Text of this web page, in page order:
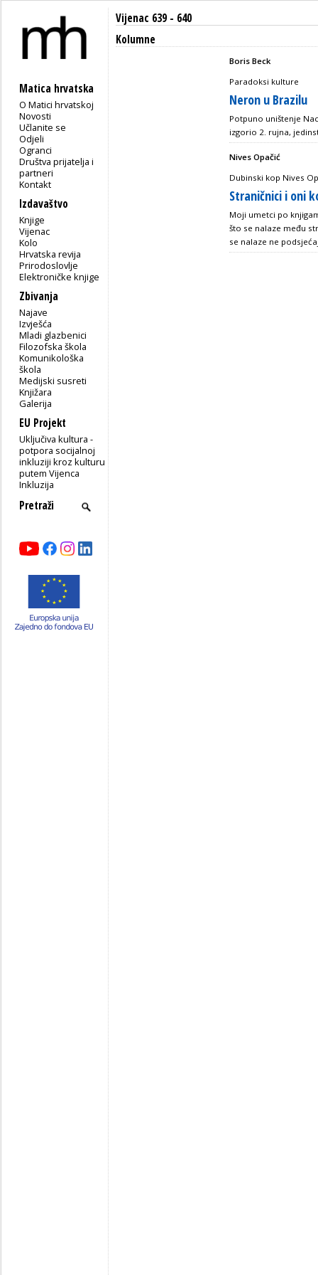
Matica hrvatska
O Matici hrvatskoj
Novosti
Učlanite se
Odjeli
Ogranci
Društva prijatelja i
partneri
Kontakt
Izdavaštvo
Knjige
Vijenac
Kolo
Hrvatska revija
Prirodoslovlje
Elektroničke knjige
Zbivanja
Najave
Izvješća
Mladi glazbenici
Filozofska škola
Komunikološka
škola
Medijski susreti
Knjižara
Galerija
EU Projekt
Uključiva kultura -
potpora socijalnoj
inkluziji kroz kulturu
putem Vijenca
Inkluzija
Vijenac 639 - 640
Kolumne
Boris Beck
Paradoksi kulture
Neron u Brazilu
Potpuno uništenje
izgorio 2. rujna,
Nives Opačić
Dubinski kop Nives
Straničnici i oni
Moji umetci po
što se nalaze među
se nalaze ne